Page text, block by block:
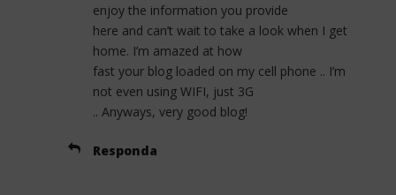
enjoy the information you provide
here and can’t wait to take a look when I get
home. I’m amazed at how
fast your blog loaded on my cell phone .. I’m
not even using WIFI, just 3G
.. Anyways, very good blog!
Responda